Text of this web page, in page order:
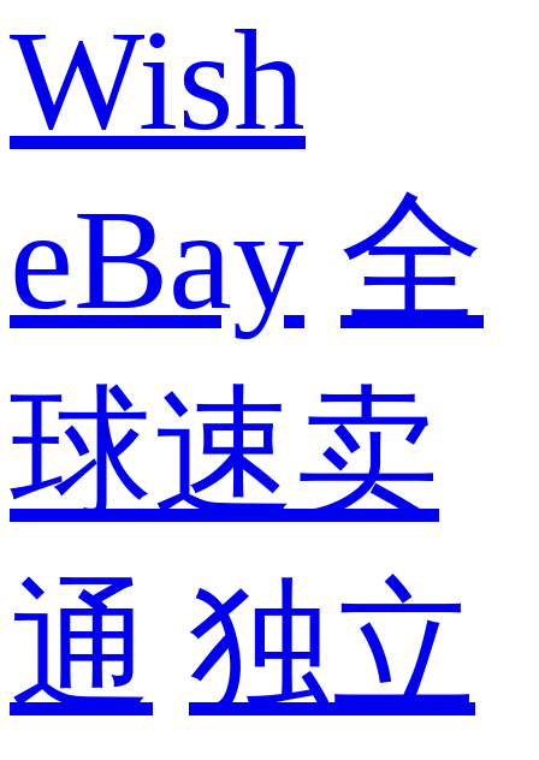
Wish
eBay 全
球速卖
通 独立